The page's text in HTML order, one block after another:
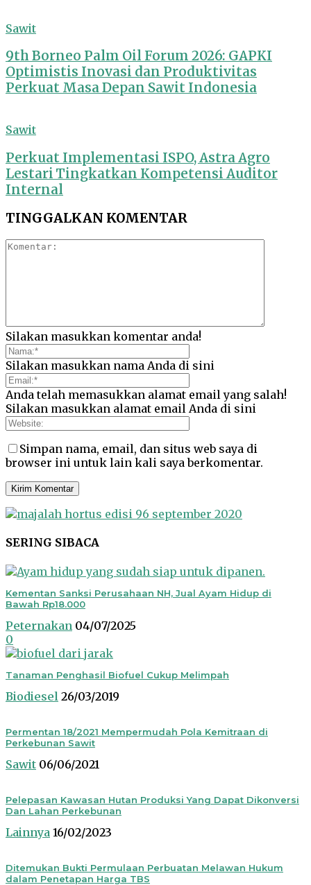
Sawit
9th Borneo Palm Oil Forum 2026: GAPKI
Optimistis Inovasi dan Produktivitas
Perkuat Masa Depan Sawit Indonesia
Sawit
Perkuat Implementasi ISPO, Astra Agro
Lestari Tingkatkan Kompetensi Auditor
Internal
TINGGALKAN KOMENTAR
Silakan masukkan komentar anda!
Silakan masukkan nama Anda di sini
Anda telah memasukkan alamat email yang salah!
Silakan masukkan alamat email Anda di sini
Simpan nama, email, dan situs web saya di
browser ini untuk lain kali saya berkomentar.
SERING SIBACA
Kementan Sanksi Perusahaan NH, Jual Ayam Hidup di
Bawah Rp18.000
Peternakan 04/07/2025
0
Tanaman Penghasil Biofuel Cukup Melimpah
Biodiesel 26/03/2019
Permentan 18/2021 Mempermudah Pola Kemitraan di
Perkebunan Sawit
Sawit 06/06/2021
Pelepasan Kawasan Hutan Produksi Yang Dapat Dikonversi
Dan Lahan Perkebunan
Lainnya 16/02/2023
Ditemukan Bukti Permulaan Perbuatan Melawan Hukum
dalam Penetapan Harga TBS